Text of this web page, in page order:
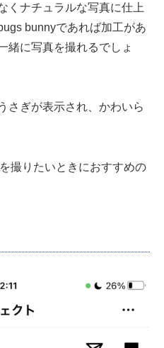
くナチュラルな写真に仕上
bunnyであれば加工があ
緒に写真を撮れるでしょ
さぎが表示され、かわいら
撮りたいときにおすすめの